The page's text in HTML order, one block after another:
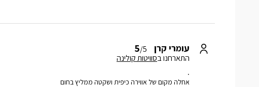
עומרי קרן 5/5
התארחנו בסוויטות קולינה
.
אחלה מקום של אווירה כיפית ושקטה ממליץ בחום